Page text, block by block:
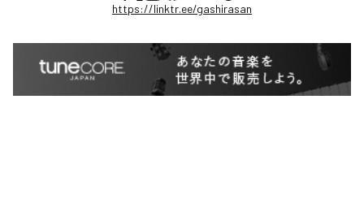
https://linktr.ee/gashirasan